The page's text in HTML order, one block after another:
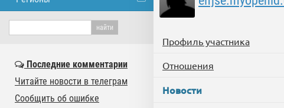
Профиль участника
Отношения
Новости
Последние комментарии
Читайте новости в телеграм
Сообщить об ошибке